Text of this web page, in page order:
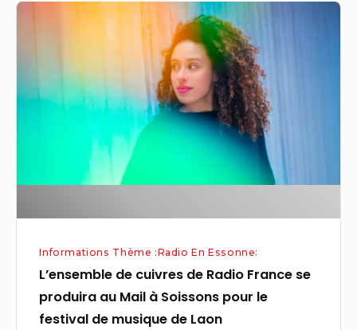
L’ensemble
cuivres
de
Radio
Soissons
pour
festival
Informations Thème :Radio En Essonne:
L’ensemble de cuivres de Radio France se
produira au Mail à Soissons pour le
festival de musique de Laon